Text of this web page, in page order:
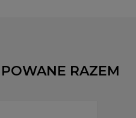
RAZEM